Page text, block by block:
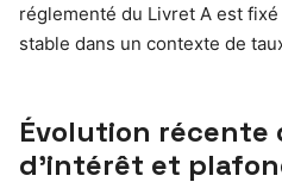
réglementé du Livret A est
stable dans un contexte de
Évolution récente
d’intérêt et